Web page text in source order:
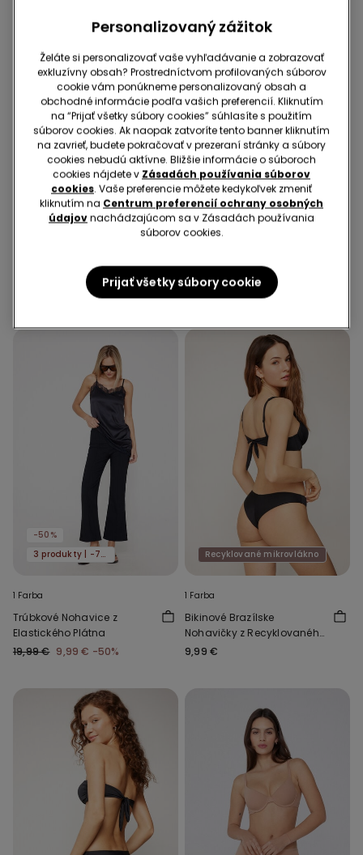
-50%
3 produkty | -70%
Ramienkami z Rebrovanej
4,99 €-50%
-50%
3 produkty | -70%
1 Farba
Rukávom a Vlnitým Lemom
10,99 €
5,49 € -50%
-50%
3 produkty | -70%
1 Farba
Trúbkové Nohavice z
Elastického Plátna
19,99 € 9,99 € -50%
Recyklované mikrovlákno
1 Farba
Bikinové Brazílske
Nohavičky z Recyklovaného
Mikrovlákna
9,99 €
Personalizovaný zážitok
Želáte si personalizovať vaše vyhľadávanie a zobrazovať
exkluzívny obsah? Prostredníctvom profilovaných súborov
cookie vám ponúkneme personalizovaný obsah a
obchodné informácie podľa vašich preferencií. Kliknutím
na “Prijať všetky súbory cookies” súhlasíte s použitím
súborov cookies. Ak naopak zatvoríte tento banner kliknutím
na zavrieť, budete pokračovať v prezeraní stránky a súbory
cookies nebudú aktívne. Bližšie informácie o súboroch
cookies nájdete v Zásadách používania súborov
cookies. Vaše preferencie môžete kedykoľvek zmeniť
kliknutím na Centrum preferencií ochrany osobných
údajovnachádzajúcom sa v Zásadách používania
súborov cookies.
Prijať všetky súbory cookie